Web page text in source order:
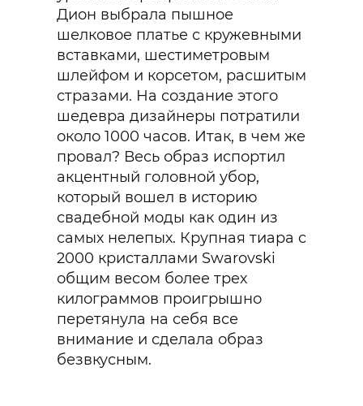
Дион выбрала пышное
шелковое платье с кружевными
вставками, шестиметровым
шлейфом и корсетом, расшитым
стразами. На создание этого
шедевра дизайнеры потратили
около 1000 часов. Итак, в чем же
провал? Весь образ испортил
акцентный головной убор,
который вошел в историю
свадебной моды как один из
самых нелепых. Крупная тиара с
2000 кристаллами Swarovski
общим весом более трех
килограммов проигрышно
перетянула на себя все
внимание и сделала образ
безвкусным.